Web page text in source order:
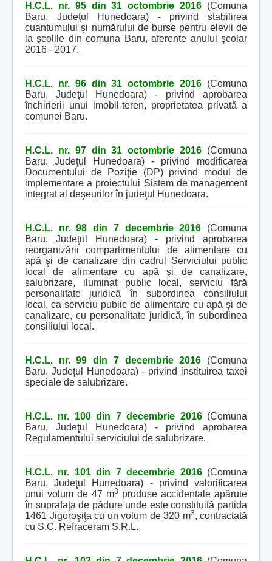
H.C.L. nr. 95 din 31 octombrie 2016 (Comuna
Baru, Judeţul Hunedoara) - privind stabilirea
cuantumului şi numărului de burse pentru elevii de
la şcolile din comuna Baru, aferente anului şcolar
2016 - 2017.
H.C.L. nr. 96 din 31 octombrie 2016 (Comuna
Baru, Judeţul Hunedoara) - privind aprobarea
închirierii unui imobil-teren, proprietatea privată a
comunei Baru.
H.C.L. nr. 97 din 31 octombrie 2016 (Comuna
Baru, Judeţul Hunedoara) - privind modificarea
Documentului de Poziţie (DP) privind modul de
implementare a proiectului Sistem de management
integrat al deşeurilor în judeţul Hunedoara.
H.C.L. nr. 98 din 7 decembrie 2016 (Comuna
Baru, Judeţul Hunedoara) - privind aprobarea
reorganizării compartimentului de alimentare cu
apă şi de canalizare din cadrul Serviciului public
local de alimentare cu apă şi de canalizare,
salubrizare, iluminat public local, serviciu fără
personalitate juridică în subordinea consiliului
local, ca serviciu public de alimentare cu apă şi de
canalizare, cu personalitate juridică, în subordinea
consiliului local.
H.C.L. nr. 99 din 7 decembrie 2016 (Comuna
Baru, Judeţul Hunedoara) - privind instituirea taxei
speciale de salubrizare.
H.C.L. nr. 100 din 7 decembrie 2016(Comuna
Baru, Judeţul Hunedoara) - privind aprobarea
Regulamentului serviciului de salubrizare.
H.C.L. nr. 101 din 7 decembrie 2016(Comuna
Baru, Judeţul Hunedoara) - privind valorificarea
unui volum de 47 m3 produse accidentale apărute
în suprafaţa de pădure unde este constituită partida
1461 Jigoroşiţa cu un volum de 320 m3, contractată
cu S.C. Refraceram S.R.L.